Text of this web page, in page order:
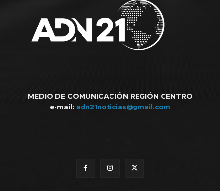
MEDIO DE COMUNICACIÓN REGIÓN CENTRO
e-mail: adn21noticias@gmail.com